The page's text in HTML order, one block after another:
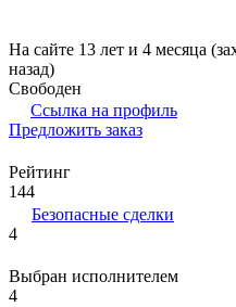
На сайте 13 лет и 4 месяца
назад)
Свободен
Ссылка на профиль
Предложить заказ
Рейтинг
144
Безопасные сделки
4
Выбран исполнителем
4